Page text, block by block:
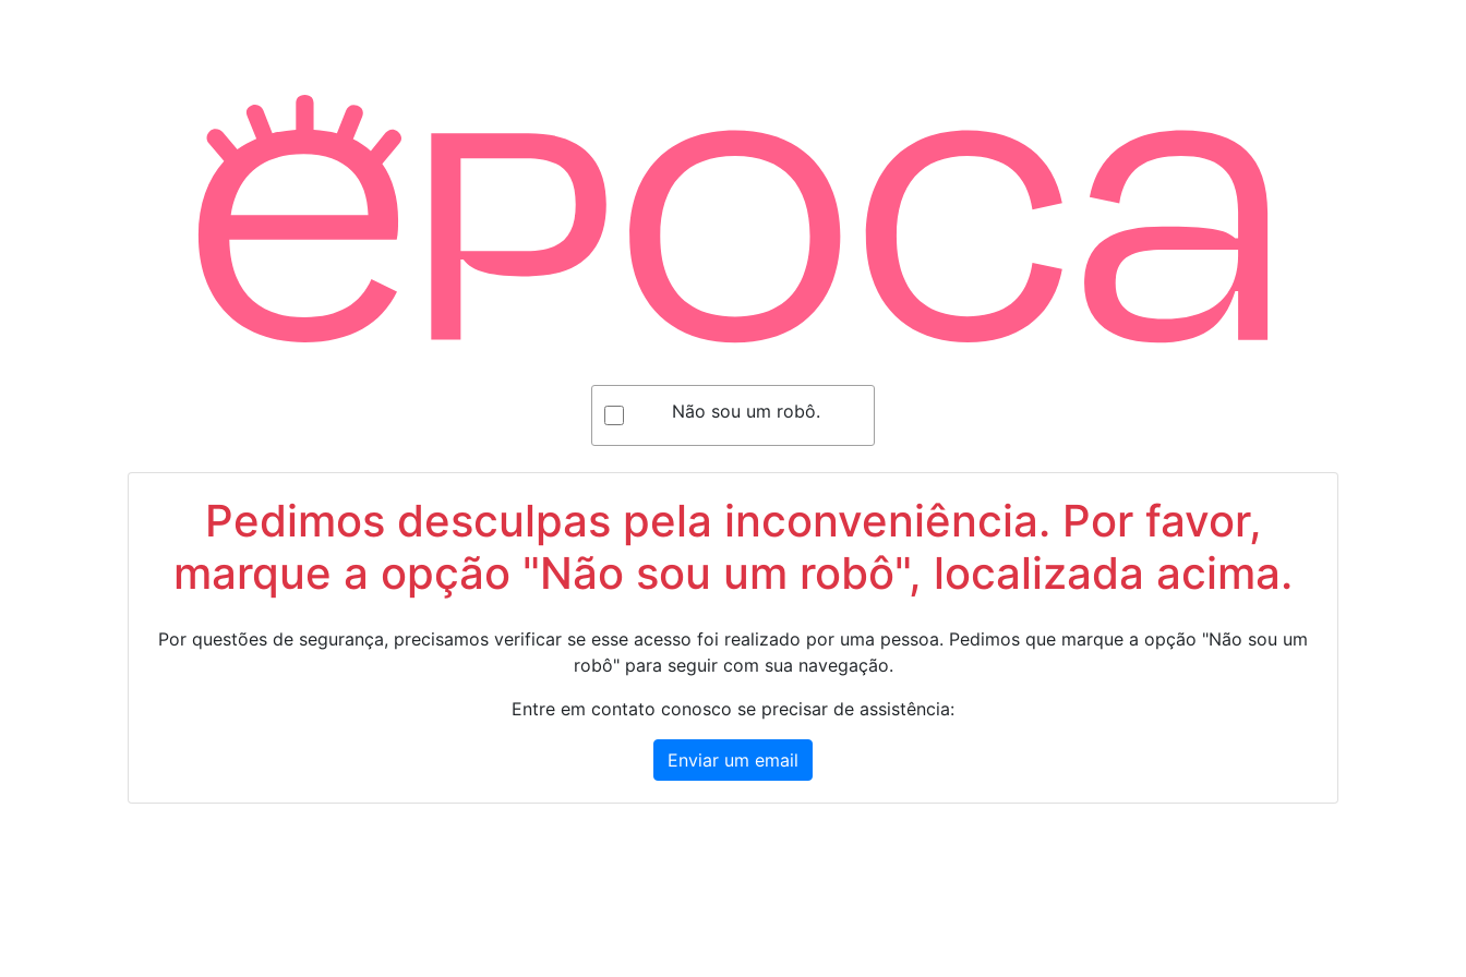
Não sou um robô.
Pedimos desculpas pela inconveniência. Por favor,
marque a opção "Não sou um robô", localizada acima.
Por questões de segurança, precisamos verificar se esse acesso foi realizado por uma pessoa. Pedimos que marque a opção "Não sou um
robô" para seguir com sua navegação.
Entre em contato conosco se precisar de assistência:
Enviar um email